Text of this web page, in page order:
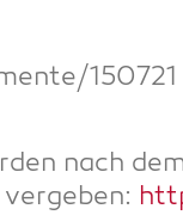
150721
nach